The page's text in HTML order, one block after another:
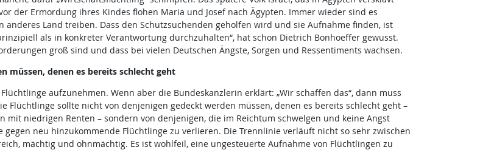
der Ermordung ihres Kindes flohen Maria und Josef nach Ägypten. Immer wieder sind es
Land treiben. Dass den Schutzsuchenden geholfen wird und sie Aufnahme finden, ist
als in konkreter Verantwortung durchzuhalten“, hat schon Dietrich Bonhoeffer gewusst.
groß sind und dass bei vielen Deutschen Ängste, Sorgen und Ressentiments wachsen.
müssen, denen es bereits schlecht geht
aufzunehmen. Wenn aber die Bundeskanzlerin erklärt: „Wir schaffen das“, dann muss
Flüchtlinge sollte nicht von denjenigen gedeckt werden müssen, denen es bereits schlecht geht –
niedrigen Renten – sondern von denjenigen, die im Reichtum schwelgen und keine Angst
neu hinzukommende Flüchtlinge zu verlieren. Die Trennlinie verläuft nicht so sehr zwischen
mächtig und ohnmächtig. Es ist wohlfeil, eine ungesteuerte Aufnahme von Flüchtlingen zu